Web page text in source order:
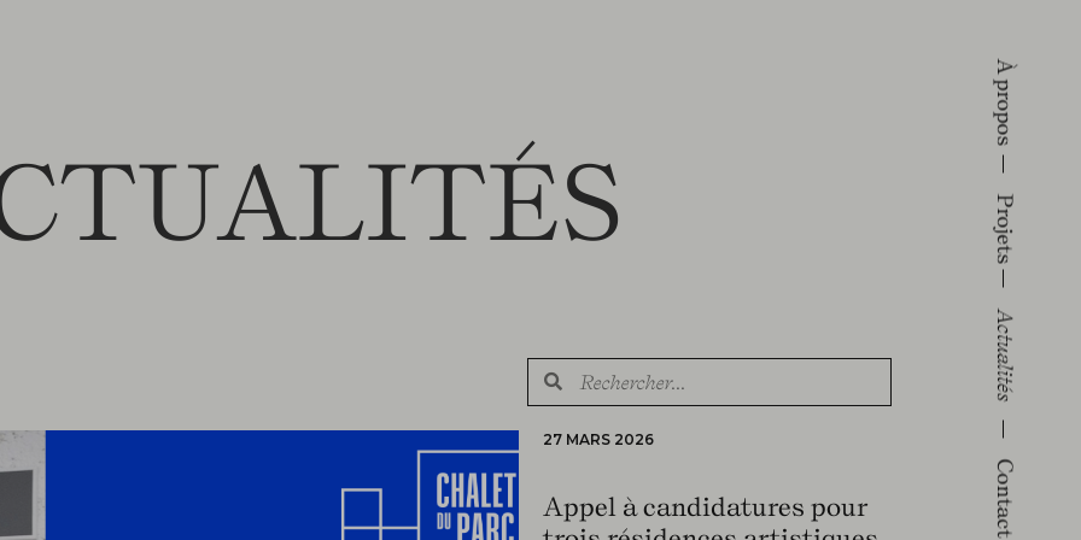
Appel à candidatures pour
27 MARS 2026
À propos
Projets
Actualités
Contact